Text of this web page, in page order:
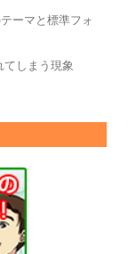
ーマと標準フォ
てしまう現象